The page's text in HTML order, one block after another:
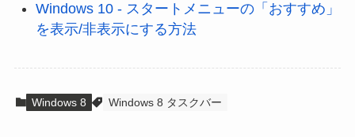
Windows 10 - スタートメニューの「おすすめ」
を表示/非表示にする方法
Windows 8 Windows 8 タスクバー